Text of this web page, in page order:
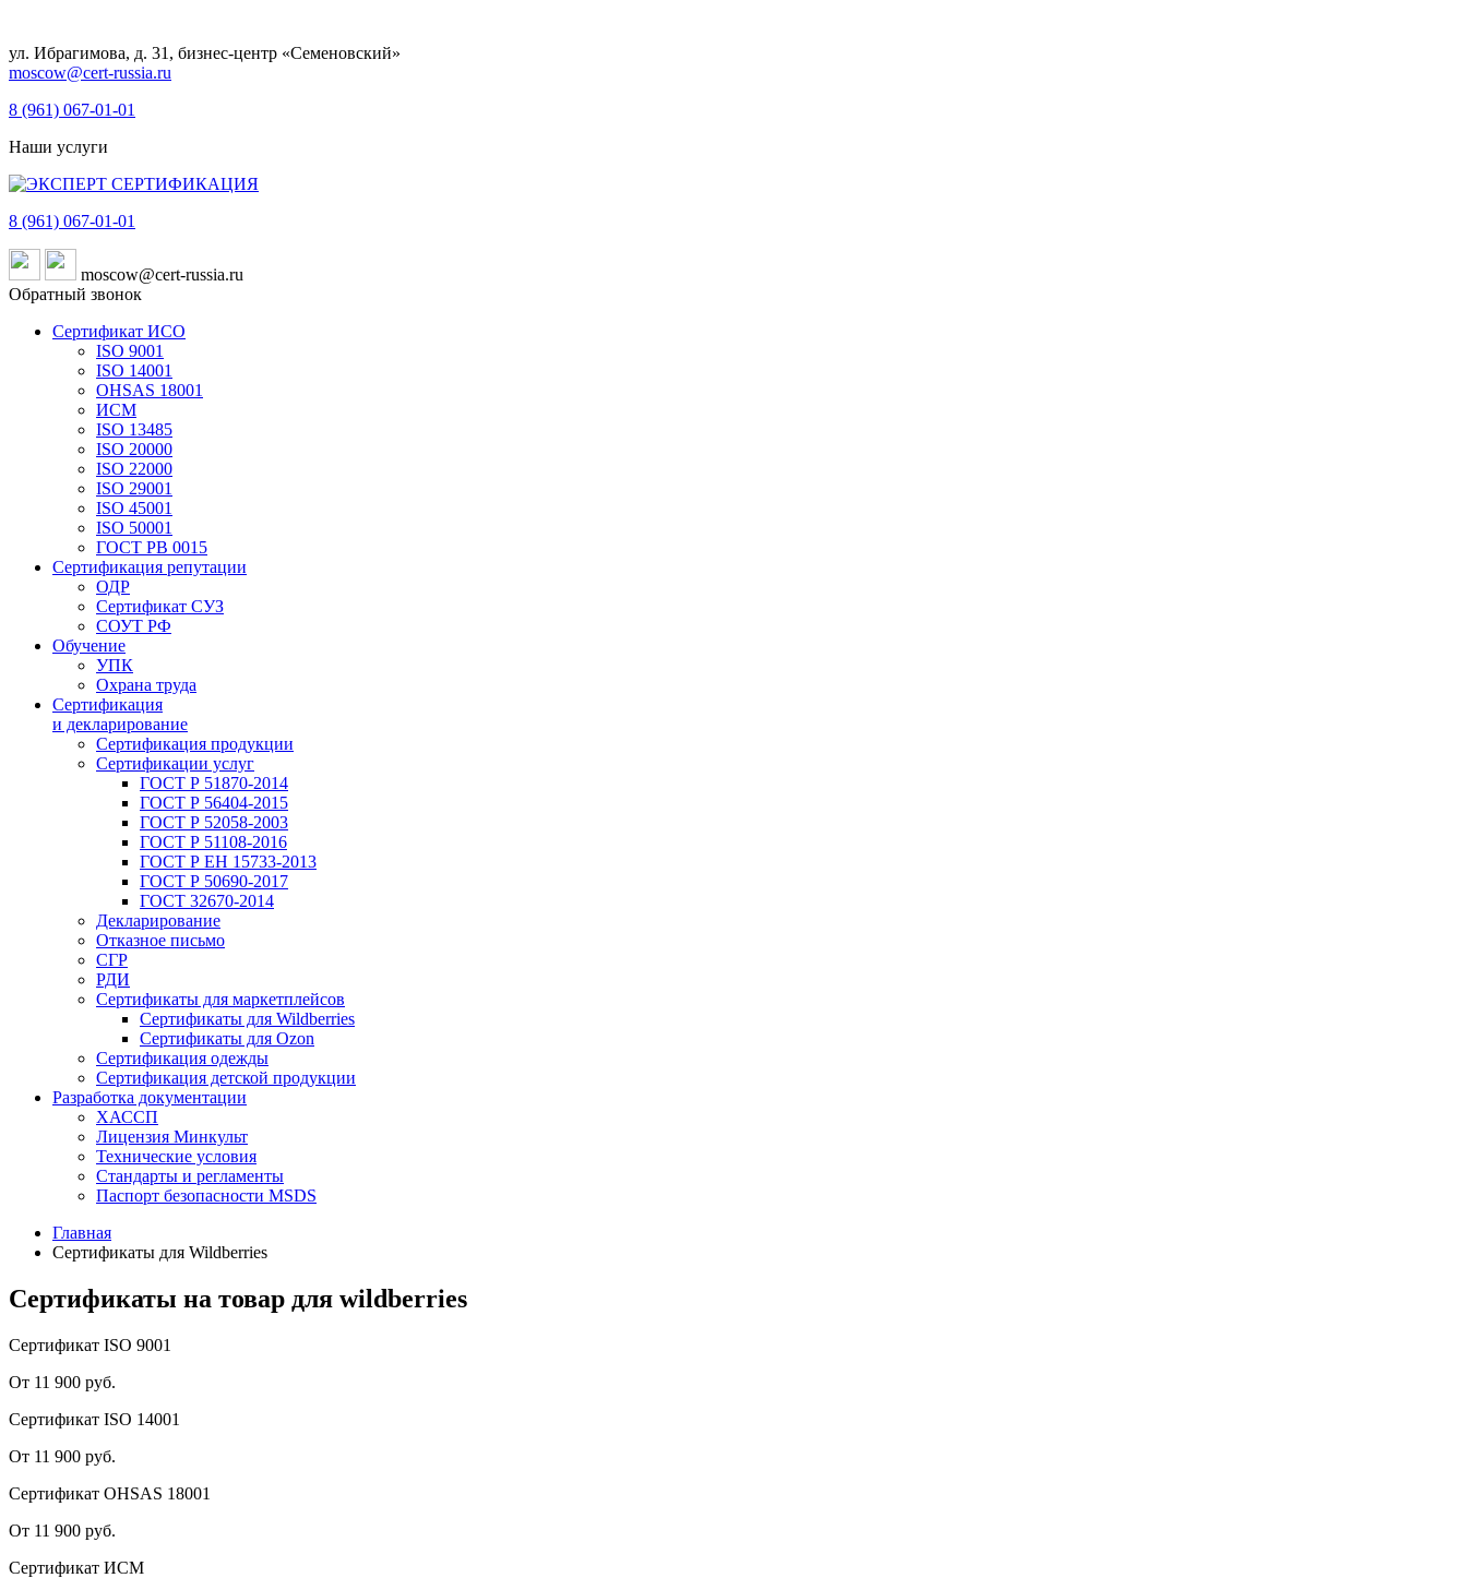
ул. Ибрагимова, д. 31, бизнес-центр «Семеновский»
moscow@cert-russia.ru
8 (961) 067-01-01
Наши услуги
8 (961) 067-01-01
moscow@cert-russia.ru
Обратный звонок
Сертификат ИСО
ISO 9001
ISO 14001
OHSAS 18001
ИСМ
ISO 13485
ISO 20000
ISO 22000
ISO 29001
ISO 45001
ISO 50001
ГОСТ РВ 0015
Сертификация репутации
ОДР
Сертификат СУЗ
СОУТ РФ
Обучение
УПК
Охрана труда
Сертификация
и декларирование
Сертификация продукции
Сертификации услуг
ГОСТ Р 51870-2014
ГОСТ Р 56404-2015
ГОСТ Р 52058-2003
ГОСТ Р 51108-2016
ГОСТ Р ЕН 15733-2013
ГОСТ Р 50690-2017
ГОСТ 32670-2014
Декларирование
Отказное письмо
СГР
РДИ
Сертификаты для маркетплейсов
Сертификаты для Wildberries
Сертификаты для Ozon
Сертификация одежды
Сертификация детской продукции
Разработка документации
ХАССП
Лицензия Минкульт
Технические условия
Стандарты и регламенты
Паспорт безопасности MSDS
Главная
Сертификаты для Wildberries
Cертификаты на товар для wildberries
Сертификат ISO 9001
От 11 900 руб.
Сертификат ISO 14001
От 11 900 руб.
Сертификат OHSAS 18001
От 11 900 руб.
Сертификат ИСМ